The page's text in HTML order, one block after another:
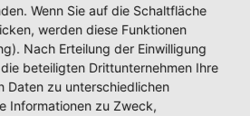
Wenn Sie auf die Schaltfläche
werden diese Funktionen
Nach Erteilung der Einwilligung
beteiligten Drittunternehmen Ihre
Daten zu unterschiedlichen
Informationen zu Zweck,